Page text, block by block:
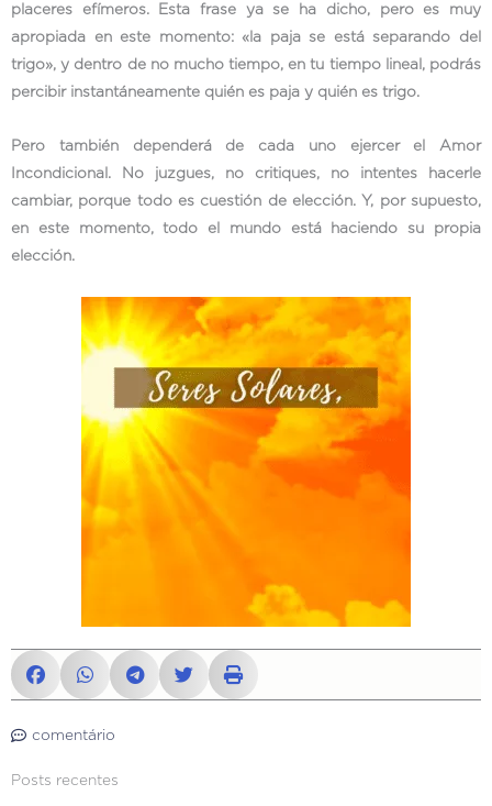
placeres efímeros. Esta frase ya se ha dicho, pero es muy
apropiada en este momento: «la paja se está separando del
trigo», y dentro de no mucho tiempo, en tu tiempo lineal, podrás
percibir instantáneamente quién es paja y quién es trigo.
Pero también dependerá de cada uno ejercer el Amor
Incondicional. No juzgues, no critiques, no intentes hacerle
cambiar, porque todo es cuestión de elección. Y, por supuesto,
en este momento, todo el mundo está haciendo su propia
elección.
comentário
Posts recentes